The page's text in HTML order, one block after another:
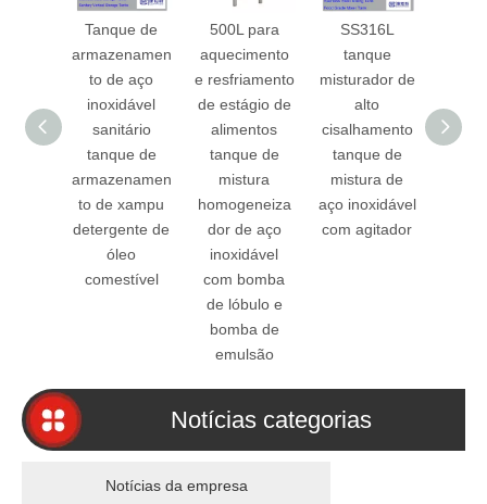
Tanque de
armazenamen
to de aço
inoxidável
sanitário
tanque de
armazenamen
to de xampu
detergente de
óleo
comestível
500L para
aquecimento
e resfriamento
de estágio de
alimentos
tanque de
mistura
homogeneiza
dor de aço
inoxidável
com bomba
de lóbulo e
bomba de
emulsão
SS316L
tanque
misturador de
alto
cisalhamento
tanque de
mistura de
aço inoxidável
com agitador
Notícias categorias
Notícias da empresa